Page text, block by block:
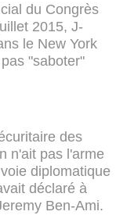
du Congrès
2015, J-
le New York
"saboter"
des
n'ait pas l'arme
diplomatique
déclaré à
Ben-Ami.